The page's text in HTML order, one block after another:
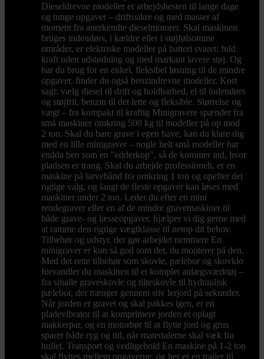
Dieseldrevne modeller er arbejdshesten til lange dage
og tunge opgaver – driftssikre og med masser af
moment fra anerkendte dieselmotorer. Skal maskinen
bruges indendørs, i kældre eller i støjfølsomme
områder, er elektriske modeller på batteri svaret: fuld
kraft uden udstødning og med markant lavere støj. Og
har du brug for en enkel, fleksibel løsning til de mindre
opgaver, finder du også benzindrevne modeller. Kort
sagt: vælg diesel til drift og holdbarhed, el til indendørs
og støjfrit, benzin til det lette og fleksible. Størrelse og
vægt – fra kompakt til kraftig Minigravere spænder fra
små maskiner omkring 500 kg til modeller på op mod
2 ton. Skal du bare grave i egen have, kan du klare dig
med en lille minigraver – nogle helt små modeller har
endda ben som en "edderkop", så de kommer ind, hvor
pladsen er trang. Skal du arbejde professionelt, er en
maskine på larvebånd fra omkring 1 ton og opefter det
rigtige valg, og langt de fleste opgaver kan løses med
maskiner under 2 ton. Leder du efter en mini
rendegraver eller en af de mindre gravemaskiner til
både grave- og læsseopgaver, hjælper vi dig gerne med
at ramme den rigtige vægtklasse til netop dit behov.
Tilbehør og udstyr, der gør arbejdet nemmere En
minigraver er kun så god som det, du monterer på den.
Med det rette tilbehør som skovle, pælebor og skovklo
forvandler du maskinen til et komplet anlægsværktøj –
fra smalle graveskovle og tilteskovle til hydraulisk
pælebor, der trænger gennem stiv lerjord på sekunder.
Når jorden er gravet og skal pakkes igen, er en
pladevibrator til at komprimere jorden et oplagt
makkerpar, og en motorbør til at flytte jord og grus
sparer både ryg og tid, når materialerne skal væk fra
hullet. Transport og vedligehold En maskine på 1-2 ton
skal flyttes mellem opgaverne, og her er en trailer til